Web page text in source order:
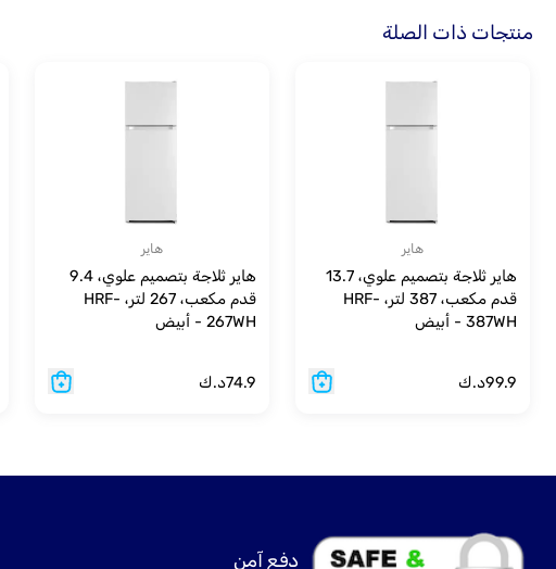
منتجات ذات الصلة
هاير
هاير ثلاجة بتصميم علوي، 13.7
قدم مكعب، 387 لتر، HRF-
387WH - أبيض
99.9د.ك
هاير
هاير ثلاجة بتصميم علوي، 9.4
قدم مكعب، 267 لتر، HRF-
267WH - أبيض
74.9د.ك
دفع آمن